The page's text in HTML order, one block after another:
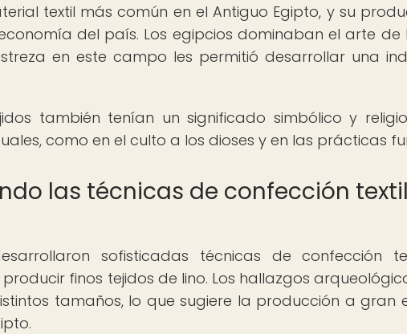
textil más común en el Antiguo Egipto, y su
del país. Los egipcios dominaban el arte
en este campo les permitió desarrollar una
también tenían un significado simbólico y
como en el culto a los dioses y en las prácticas
las técnicas de confección
sofisticadas técnicas de confección
finos tejidos de lino. Los hallazgos
tamaños, lo que sugiere la producción a gran